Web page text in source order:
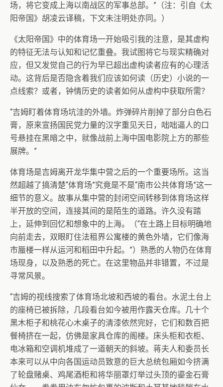
场，将它变成上海以南战区的军事总部。”（注：引自《太
阳帝国》胡凌云译稿，下文未注明处亦同。）
《太阳帝国》中的体育场一开始吸引我的注意，是其虚构
的特征无法与认知和记忆重叠。我试图将它与现实精确对
应，但又发觉自己的行为早已超出虚构读者应有的心理活
动。这背后是否隐含着我们应该如何读（历史）小说的一
点线索？或者，钟情历史的读者如何从虚构中获取所需？
“吉姆盯着体育场坑洼的外墙。炸弹碎片削掉了部分白色石
膏，原来宣扬国民党力量的汉字重见天日，咄咄逼人的口
号悬挂在黑暗之中，就像战前上海中国电影院上方的那些
展牌。”
体育场是吉姆离开龙华集中营之后的一个重要场所。这当
然超越了搞清楚“体育场”究竟是不是“南市公共体育场”这一
细节的意义。故事从集中营的封闭空间转移到体育场这样
半开放的空间，连接其间的是陌生的道路。许久没有踏
上，延伸到回忆和想象中的上海。（“在土路上目标明确地
向前走去，双眼盯住法租界公寓楼的黄色外墙，它们像海
市蜃楼一样从运河和稻田中升起。”）熟悉的人物仍在体育
场现身，以及熟悉的死亡。在这里物品并非错置，不过是
寻常风景。
“吉姆的视线搜索了体育场北坡和西坡的看台。水泥土台上
的座椅已被拆除，几段看台如今被用作露天仓库。几十个
黑木柜子和桃花心木桌子的清漆依然完好，它们和数百把
餐椅挤在一起，仿佛是家具仓库的阁楼。床头柜和衣柜、
电冰箱和空调机堆成了一道朝天的斜坡。蒋夫人和委员长
本来可以从中向各国运动员致意的巨大总统包厢如今挤满
了轮盘赌桌、鸡尾酒柜和将华丽罩灯举过头顶的鎏金石膏